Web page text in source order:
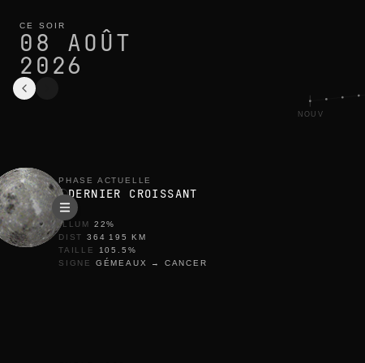
CE SOIR
08 AOÛT
2026
NOUV
PHASE ACTUELLE
DERNIER CROISSANT
ILLUM 22%
DIST
364 195
KM
TAILLE
105.5 %
SIGNE
GÉMEAUX → CANCER